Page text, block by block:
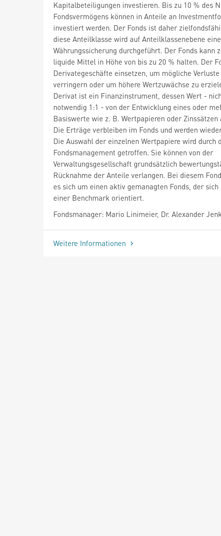
Kapitalbeteiligungen investieren. Bis zu 10 % des
Fondsvermögens können in Anteile an
investiert werden. Der Fonds ist daher
diese Anteilklasse wird auf Anteilklassenebene eine
Währungssicherung durchgeführt. Der Fonds kann
liquide Mittel in Höhe von bis zu 20 % halten. Der
Derivategeschäfte einsetzen, um mögliche Verluste
verringern oder um höhere Wertzuwächse zu
Derivat ist ein Finanzinstrument, dessen Wert -
notwendig 1:1 - von der Entwicklung eines oder
Basiswerte wie z. B. Wertpapieren oder Zinssätzen
Die Erträge verbleiben im Fonds und werden
Die Auswahl der einzelnen Wertpapiere wird durch
Fondsmanagement getroffen. Sie können von der
Verwaltungsgesellschaft grundsätzlich
Rücknahme der Anteile verlangen. Bei diesem
es sich um einen aktiv gemanagten Fonds, der sich
einer Benchmark orientiert.
Fondsmanager: Mario Linimeier, Dr. Alexander
Weitere Informationen